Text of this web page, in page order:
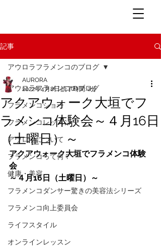
記事
アウロラフラメンコのブログ
フラメンコショー
フラメンコレッスン
アウロラについて
フラメンコって何？
健康・美容
フラメンコダンサー驚きの美容法シリーズ
フラメンコ向上委員会
ライフスタイル
オンラインレッスン
アウロラフラメンコのブログ
アクアウォーク大垣でフ
ラメンコ体験会～４月16日
（土曜日）～
AURORA
2022年4月8日読了時間: 2分
アクアウォーク大垣でフラメンコ体験
会
～４月16日（土曜日）～